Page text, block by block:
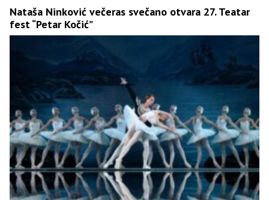
Nataša Ninković večeras svečano otvara 27. Teatar
fest “Petar Kočić”